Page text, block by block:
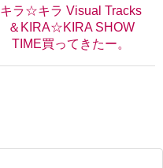
キラ☆キラ Visual Tracks
＆KIRA☆KIRA SHOW
TIME買ってきたー。